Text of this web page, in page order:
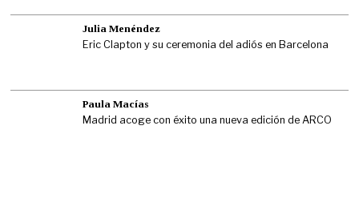
Julia Menéndez
Eric Clapton y su ceremonia del adiós en Barcelona
Paula Macías
Madrid acoge con éxito una nueva edición de ARCO